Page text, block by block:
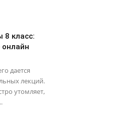
8 класс:
дается
лекций.
утомляет,